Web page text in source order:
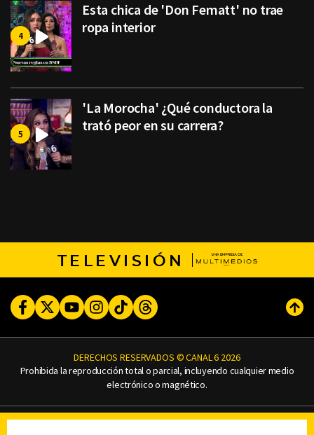
Esta chica de 'Don Fematt' no trae
ropa interior
'La Morocha' ¿Qué conductora la
trató peor en su carrera?
TELEVISIÓN
FacebookTwitterYoutubeInstagram
TikTokThreads
DERECHOS RESERVADOS © CANAL 6 2026
Prohibida la reproducción total o parcial, incluyendo cualquier medio
electrónico o magnético.